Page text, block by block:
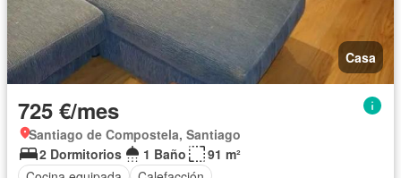
Casa
725 €/mes
Santiago de Compostela, Santiago
2 Dormitorios
1 Baño
91 m²